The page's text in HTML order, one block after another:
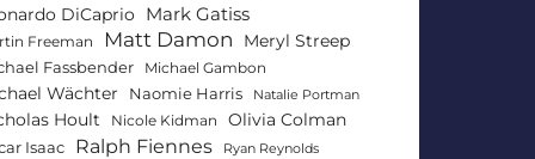
DiCaprio
Mark Gatiss
Freeman Matt Damon Meryl Streep
Fassbender Michael Gambon
Wächter Naomie Harris Natalie Portman
Hoult Nicole Kidman Olivia Colman
Isaac Ralph Fiennes Ryan Reynolds